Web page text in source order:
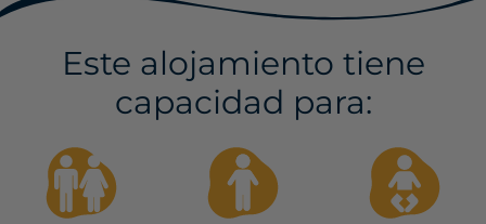
Este alojamiento tiene
capacidad para: